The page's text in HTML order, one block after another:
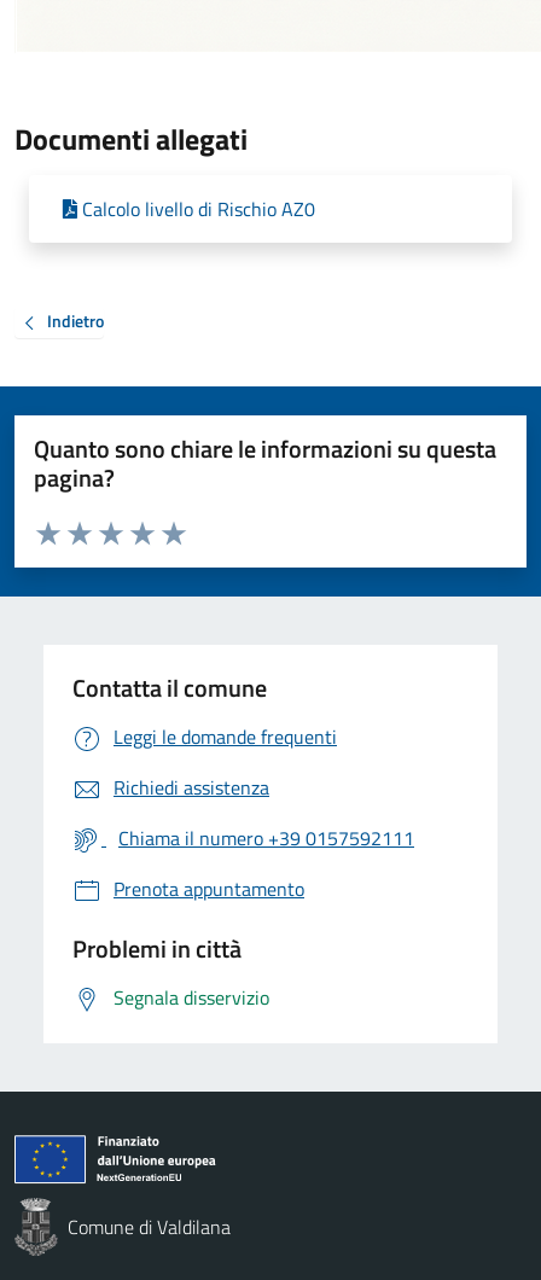
Documenti allegati
Calcolo livello di Rischio AZ0
Indietro
Quanto sono chiare le informazioni su questa
pagina?
Valuta da 1 a 5 stelle la pagina
Valuta 5 stelle su 5
Valuta 4 stelle su 5
Valuta 3 stelle su 5
Valuta 2 stelle su 5
Valuta 1 stelle su 5
Contatta il comune
Leggi le domande frequenti
Richiedi assistenza
Chiama il numero +39 0157592111
Prenota appuntamento
Problemi in città
Segnala disservizio
Comune di Valdilana